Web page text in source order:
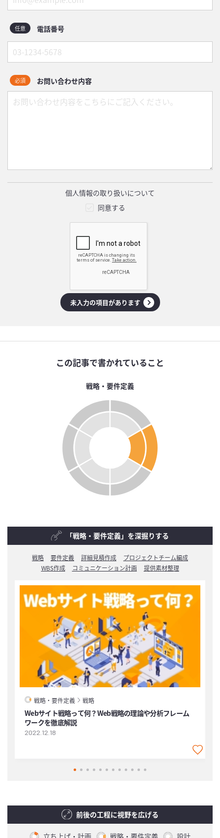
電話番号
任意
お問い合わせ内容
必須
個人情報の取り扱いについて
同意する
未入力の項目があります
この記事で書かれていること
戦略・要件定義
「戦略・要件定義」を深掘りする
戦略 要件定義 詳細見積作成
プロジェクトチーム編成
WBS作成
コミュニケーション計画 提供素材整理
戦略・要件定義 戦略
Webサイト戦略って何？Web戦略の理論や分析フレーム
ワークを徹底解説
2022.12.18
前後の工程に視野を広げる